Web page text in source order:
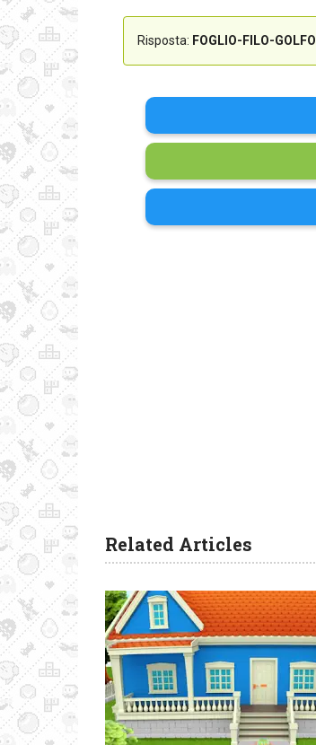
Risposta: FOGLIO-FILO-GOLFO
Related Articles